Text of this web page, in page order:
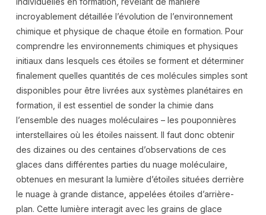
incroyablement détaillée l’évolution de l’environnement
chimique et physique de chaque étoile en formation. Pour
comprendre les environnements chimiques et physiques
initiaux dans lesquels ces étoiles se forment et déterminer
finalement quelles quantités de ces molécules simples sont
disponibles pour être livrées aux systèmes planétaires en
formation, il est essentiel de sonder la chimie dans
l’ensemble des nuages moléculaires – les pouponnières
interstellaires où les étoiles naissent. Il faut donc obtenir
des dizaines ou des centaines d’observations de ces
glaces dans différentes parties du nuage moléculaire,
obtenues en mesurant la lumière d’étoiles situées derrière
le nuage à grande distance, appelées étoiles d’arrière-
plan. Cette lumière interagit avec les grains de glace